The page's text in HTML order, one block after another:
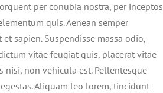
per conubia nostra, per inceptos
quis. Aenean semper
sapien. Suspendisse massa odio,
vitae feugiat quis, placerat vitae
nisi, non vehicula est. Pellentesque
Aliquam leo lorem, tincidunt